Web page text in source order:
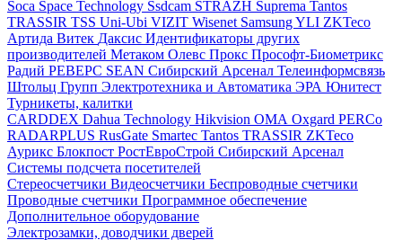
Soca Space Technology Ssdcam STRAZH Suprema Tantos
TRASSIR TSS Uni-Ubi VIZIT Wisenet SamsungYLI ZKTeco
Артида Витек Даксис Идентификаторы других
производителей Метаком Олевс Прокс Прософт-Биометрикс
Радий РЕВЕРС SEAN Сибирский Арсенал Телеинформсвязь
Штольц Групп Электротехника и Автоматика ЭРА Юнитест
Турникеты, калитки
CARDDEX Dahua Technology Hikvision ОМА Oxgard PERCo
RADARPLUS RusGate Smartec Tantos TRASSIR ZKTeco
Аурикс Блокпост РостЕвроСтрой Сибирский Арсенал
Системы подсчета посетителей
Стереосчетчики Видеосчетчики Беспроводные счетчики
Проводные счетчики Программное обеспечение
Дополнительное оборудование
Электрозамки, доводчики дверей